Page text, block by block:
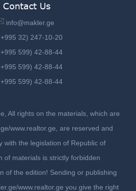
Contact Us
info@makler.ge
32) 247-10-20
599) 42-88-44
599) 42-88-44
599) 42-88-44
All rights on the materials, which are
www.realtor.ge, are reserved and
with the legislation of Republic of
of materials is strictly forbidden
of the edition! Sending or publishing
www.realtor.ge you give the right